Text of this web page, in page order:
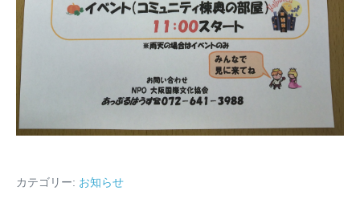
カテゴリー: お知らせ